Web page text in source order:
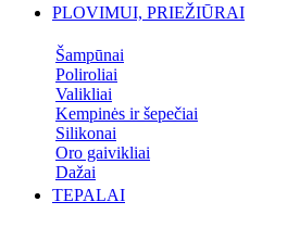
PLOVIMUI, PRIEŽIŪRAI
Šampūnai
Poliroliai
Valikliai
Kempinės ir šepečiai
Silikonai
Oro gaivikliai
Dažai
TEPALAI